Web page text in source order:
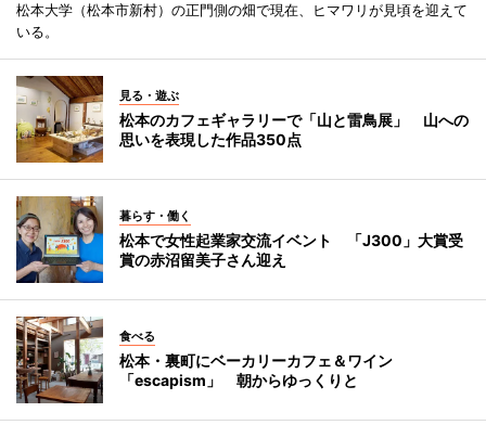
松本大学（松本市新村）の正門側の畑で現在、ヒマワリが見頃を迎えて
いる。
見る・遊ぶ
松本のカフェギャラリーで「山と雷鳥展」 山への
思いを表現した作品350点
暮らす・働く
松本で女性起業家交流イベント 「J300」大賞受
賞の赤沼留美子さん迎え
食べる
松本・裏町にベーカリーカフェ＆ワイン
「escapism」 朝からゆっくりと